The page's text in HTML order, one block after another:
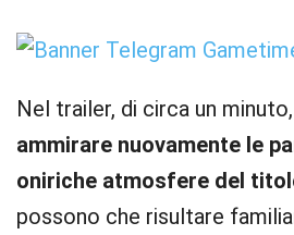
Nel trailer, di circa un minuto,
ammirare nuovamente le
oniriche atmosfere del
possono che risultare